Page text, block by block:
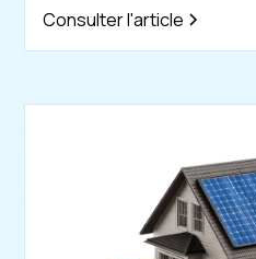
Consulter l'article